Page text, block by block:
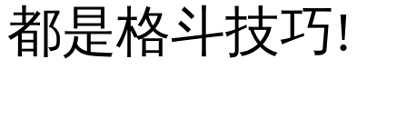
都是格斗技巧!